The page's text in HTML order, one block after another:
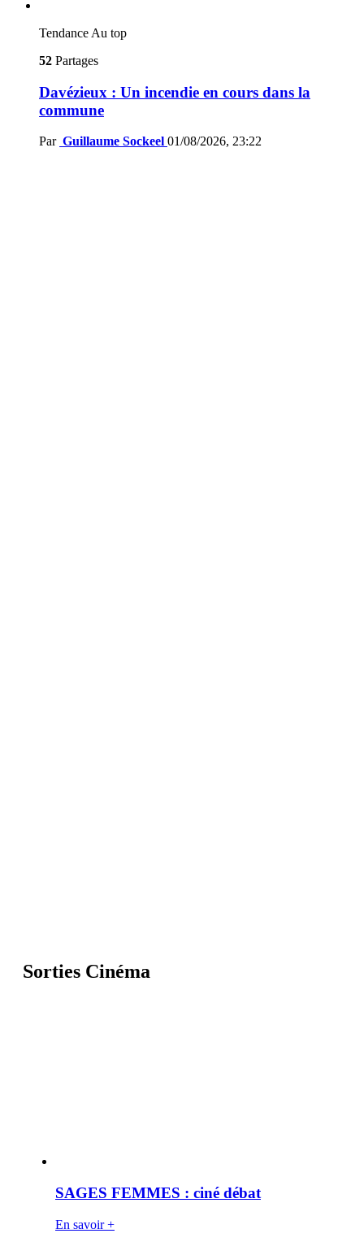
Tendance Au top
52 Partages
Davézieux : Un incendie en cours dans la
commune
Par Guillaume Sockeel 01/08/2026, 23:22
Sorties Cinéma
SAGES FEMMES : ciné débat
En savoir +